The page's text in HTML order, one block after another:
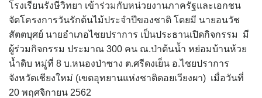
โรงเรียนรังษีวิทยา เข้าร่วมกับหน่วยงานภาครัฐและเอกชน
จัดโครงการวันรักต้นไม้ประจำปีของชาติ โดยมี นายอนวัช
สัตตบุศย์ นายอำเภอไชยปราการ เป็นประธานเปิดกิจกรรม มี
ผู้ร่วมกิจกรรม ประมาณ 300 คน ณ.ป่าต้นน้ำ หย่อมบ้านห้วย
น้ำดิบ หมู่ที่ 8 บ.หนองป่าซาง ต.ศรีดงเย็น อ.ไชยปราการ
จังหวัดเชียงใหม่ (เขตอุทยานแห่งชาติดอยเวียงผา) เมื่อวันที่
20 พฤศจิกายน 2562